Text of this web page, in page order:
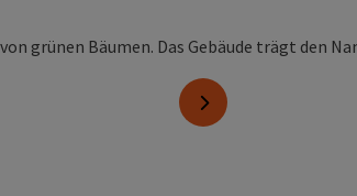
nächstes Element